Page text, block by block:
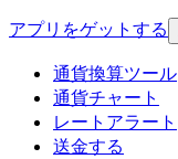
アプリをゲットする
通貨換算ツール
通貨チャート
レートアラート
送金する